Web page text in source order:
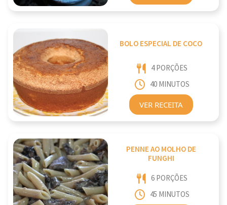
BOLO ESPECIAL DE COCO
4 PORÇÕES
40 MINUTOS
VER RECEITA
PENNE AO MOLHO DE
FUNGHI
6 PORÇÕES
45 MINUTOS